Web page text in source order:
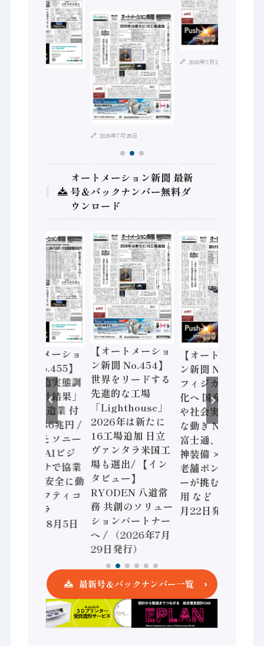
2026年7月28日
2026年7月21日
オートメーション新聞 最新
号＆バックナンバー無料ダ
ウンロード
【オートメーショ
ン新聞 No.455】
「経済構造実態調
査二次集計結果」
2024年製造業 付
加価値額86兆円 /
三菱電機とソニー
セミコン AIビジ
ョンセンサで協業
/ IDEC、安全に動
かすセーフティコ
ントローラ
（2026年8月5日
【オートメーショ
ン新聞 No.454】
世界をリードする
先進的な工場
「Lighthouse」
2026年は新たに
16工場追加 日立
ヴァンタラ米国工
場も選出/ 【イン
タビュー】
RYODEN 八道常
務 共創のソリュー
ションパートナー
へ / （2026年7月
29日発行）
【オートメーショ
ン新聞 No.453】
フィジカルAI本格
化へ 国産AI開発
や社会実装に活発
な動き Noetra、
富士通、日立 / 兵
神装備 × HMS、
老舗ポンプメーカ
ーが挑むデータ活
用 など（2026年7
月22日発行）
最新号＆バックナンバー一覧